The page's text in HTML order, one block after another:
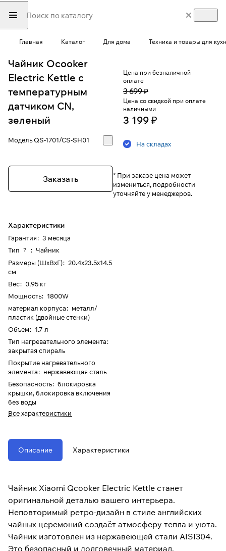
Главная Каталог Для дома Техника и товары для
Чайник Ocooker
Electric Kettle с
температурным
датчиком CN,
зеленый
МодельQS-1701/CS-SH01
Заказать
Характеристики
Гарантия: 3 месяца
Тип ? : Чайник
Размеры (ШхВхГ): 20.4x23.5x14.5
см
Вес: 0,95 кг
Мощность: 1800W
материал корпуса: металл/
пластик (двойные стенки)
Объем: 1.7 л
Тип нагревательного элемента:
закрытая спираль
Покрытие нагревательного
элемента: нержавеющая сталь
Безопасность: блокировка
крышки, блокировка включения
без воды
Все характеристики
Цена при безналичной
оплате
3 699 ₽
Цена со скидкой при оплате
наличными
3 199 ₽
На складах
* При заказе цена может
измениться, подробности
уточняйте у менеджеров.
Описание Характеристики
Чайник Xiaomi Qcooker Electric Kettle станет
оригинальной деталью вашего интерьера.
Неповторимый ретро-дизайн в стиле английских
чайных церемоний создаёт атмосферу тепла и уюта.
Чайник изготовлен из нержавеющей стали AISI304.
Это безопасный и долговечный материал,